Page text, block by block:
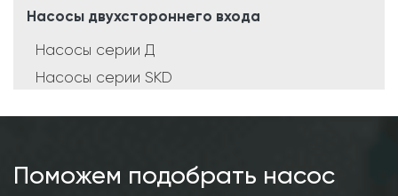
Насосы двухстороннего входа
Насосы серии Д
Насосы серии SKD
Консольные насосы
Поможем подобрать насос